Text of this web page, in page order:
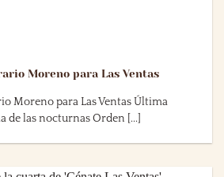
Moreno para Las Ventas
Moreno para Las Ventas Última
las nocturnas Orden [...]